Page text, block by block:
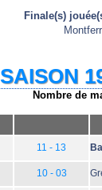
Finale(s)
SAISON
Nombre de
11 - 13
10 - 03